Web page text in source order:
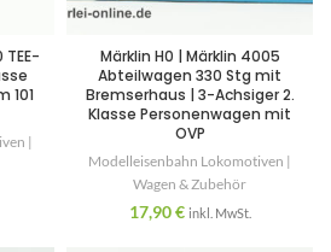
101
|
Märklin H0 | Märklin 4005
Abteilwagen 330 Stg mit
Bremserhaus | 3-Achsiger 2.
Klasse Personenwagen mit
OVP
Modelleisenbahn Lokomotiven |
Wagen & Zubehör
17,90€ inkl. MwSt.